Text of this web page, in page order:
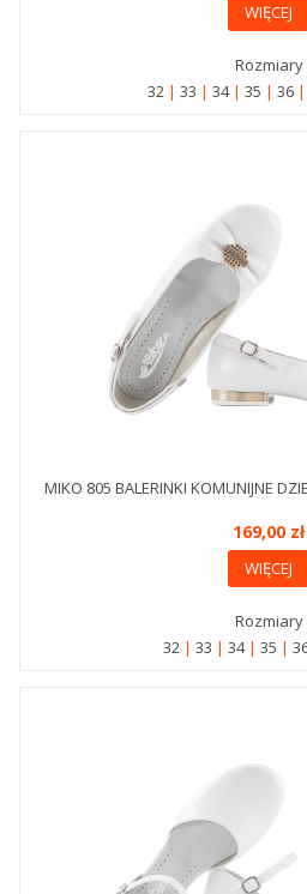
WIĘCEJ
Rozmiary
32
33 34 35 36
MIKO 805 BALERINKI KOMUNIJNE
169,00 zł
WIĘCEJ
Rozmiary
32
33 34 35